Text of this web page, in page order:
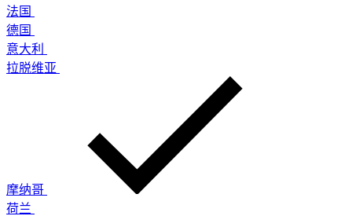
法国
德国
意大利
拉脱维亚
摩纳哥
荷兰